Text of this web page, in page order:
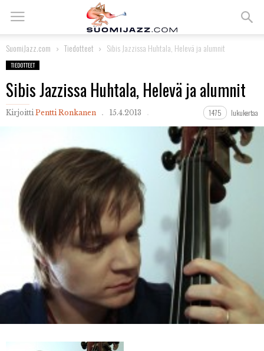
SuomiJazz.com Tiedotteet Sibis Jazzissa Huhtala, Helevä ja alumnit
TIEDOTTEET
Sibis Jazzissa Huhtala, Helevä ja alumnit
Kirjoitti Pentti Ronkanen 15.4.2013 1475 lukukertaa